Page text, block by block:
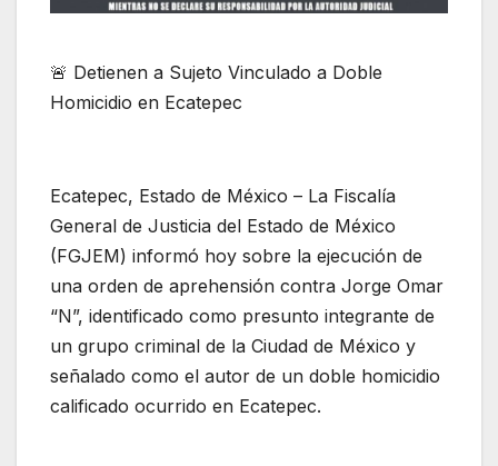
🚨 Detienen a Sujeto Vinculado a Doble
Homicidio en Ecatepec
Ecatepec, Estado de México – La Fiscalía
General de Justicia del Estado de México
(FGJEM) informó hoy sobre la ejecución de
una orden de aprehensión contra Jorge Omar
“N”, identificado como presunto integrante de
un grupo criminal de la Ciudad de México y
señalado como el autor de un doble homicidio
calificado ocurrido en Ecatepec.